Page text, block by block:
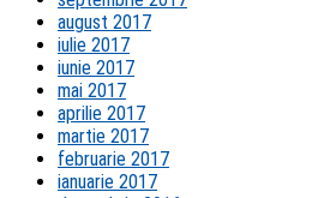
august 2017
iulie 2017
iunie 2017
mai 2017
aprilie 2017
martie 2017
februarie 2017
ianuarie 2017